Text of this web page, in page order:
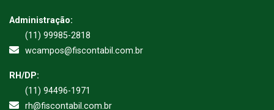
Administração:
(11) 99985-2818
wcampos@fiscontabil.com.br
RH/DP:
(11) 94496-1971
rh@fiscontabil.com.br